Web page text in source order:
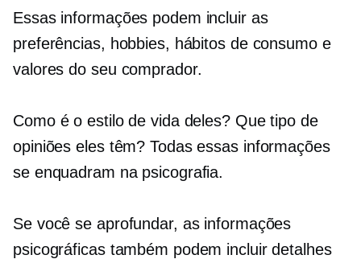
Essas informações podem incluir as
preferências, hobbies, hábitos de consumo e
valores do seu comprador.
Como é o estilo de vida deles? Que tipo de
opiniões eles têm? Todas essas informações
se enquadram na psicografia.
Se você se aprofundar, as informações
psicográficas também podem incluir detalhes